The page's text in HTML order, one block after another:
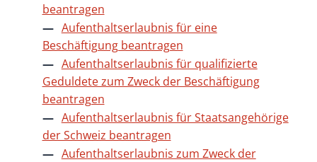
beantragen
Aufenthaltserlaubnis für eine
Beschäftigung beantragen
Aufenthaltserlaubnis für qualifizierte
Geduldete zum Zweck der Beschäftigung
beantragen
Aufenthaltserlaubnis für Staatsangehörige
der Schweiz beantragen
Aufenthaltserlaubnis zum Zweck der